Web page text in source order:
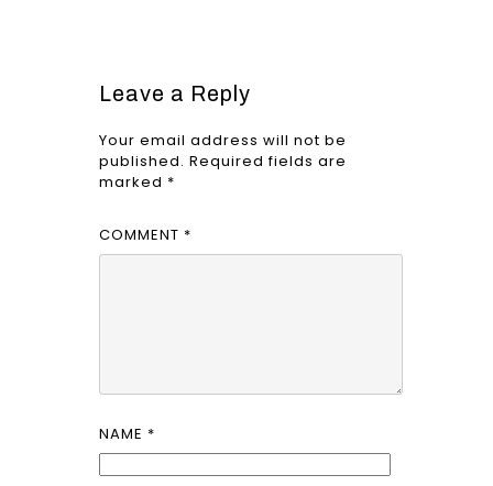
Leave a Reply
Your email address will not be
published. Required fields are
marked *
COMMENT *
NAME *